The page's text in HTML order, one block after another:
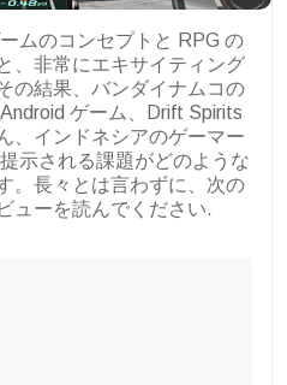
ムのコンセプトと RPG の
、非常にエキサイティング
の結果、バンダイナムコの
ゲーム、Drift Spirits
、インドネシアのゲーマー
示される課題がどのような
。長々とは言わずに、次の
ューを読んでください.